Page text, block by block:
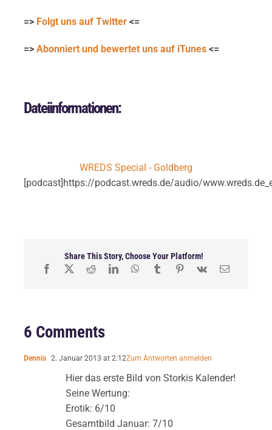
=> Folgt uns auf Twitter <=
=> Abonniert und bewertet uns auf iTunes <=
Dateiinformationen:
WREDS Special - Goldberg
[podcast]https://podcast.wreds.de/audio/
Share This Story, Choose Your Platform!
6 Comments
Dennis 2. Januar 2013 at 2:12Zum Antworten anmelden
Hier das erste Bild von Storkis Kalender!
Seine Wertung:
Erotik: 6/10
Gesamtbild Januar: 7/10